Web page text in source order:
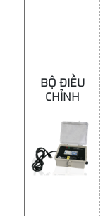
BỘ ĐIỀU
CHỈNH